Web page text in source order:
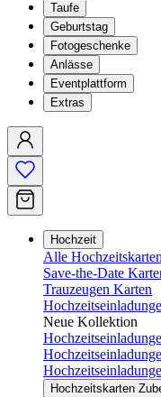
Taufe
Geburtstag
Fotogeschenke
Anlässe
Eventplattform
Extras
Hochzeit
Alle Hochzeitskarten
Save-the-Date
Trauzeugen Karten
Neue Kollektion
Hochzeitskarten